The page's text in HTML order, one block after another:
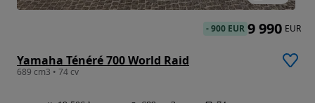
Yamaha Ténéré 700 World Raid
689 cm3 • 74 cv
-900 EUR 9 990 EUR